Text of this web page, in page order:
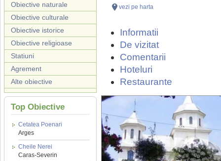
Obiective naturale
Obiective culturale
Obiective istorice
Obiective religioase
Statiuni
Agrement
Alte obiective
Top Obiective
Cetatea Poenari
Arges
Cheile Nerei
Caras-Severin
vezi pe harta
Informatii
De vizitat
Comentarii
Hoteluri
Restaurante